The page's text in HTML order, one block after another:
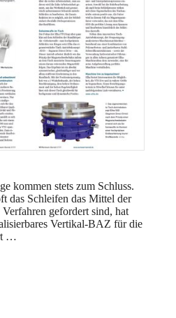
kommen stets zum Schluss.
das Schleifen das Mittel der
gefordert sind, hat
Vertikal-BAZ für die
…